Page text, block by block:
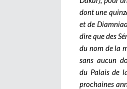
dont une
et de
dire que des
du nom de la
sans aucun
du Palais de
prochaines